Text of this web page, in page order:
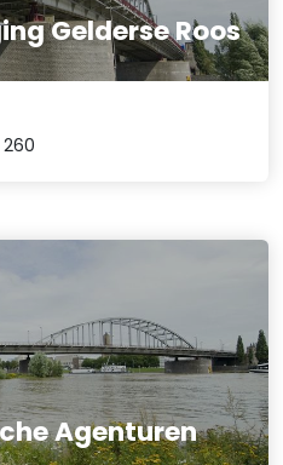
Gelderse Roos
Agenturen